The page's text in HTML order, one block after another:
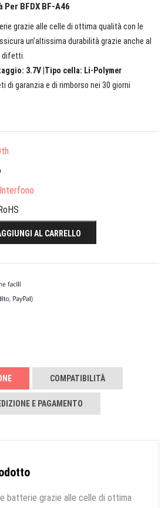
BFDX BF-A46
grazie alle celle di ottima qualità con le
un’altissima durabilità grazie anche al
difetti.
3.7V |Tipo cella: Li-Polymer
di garanzia e di rimborso nei 30 giorni
AL CARRELLO
COMPATIBILITÀ
E PAGAMENTO
batterie grazie alle celle di ottima